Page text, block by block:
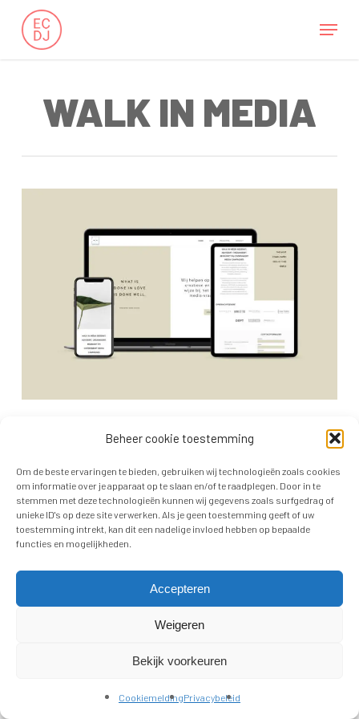
Beheer cookie toestemming
Om de beste ervaringen te bieden, gebruiken wij technologieën zoals cookies
om informatie over je apparaat op te slaan en/of te raadplegen. Door in te
stemmen met deze technologieën kunnen wij gegevens zoals surfgedrag of
unieke ID's op deze site verwerken. Als je geen toestemming geeft of uw
toestemming intrekt, kan dit een nadelige invloed hebben op bepaalde
functies en mogelijkheden.
Accepteren
Weigeren
Bekijk voorkeuren
CookiemeldingPrivacybeleid
Menu
WALK IN MEDIA
© 2021 ECDJ. Alle rechten voorbehouden.
Algemene Voorwaarden